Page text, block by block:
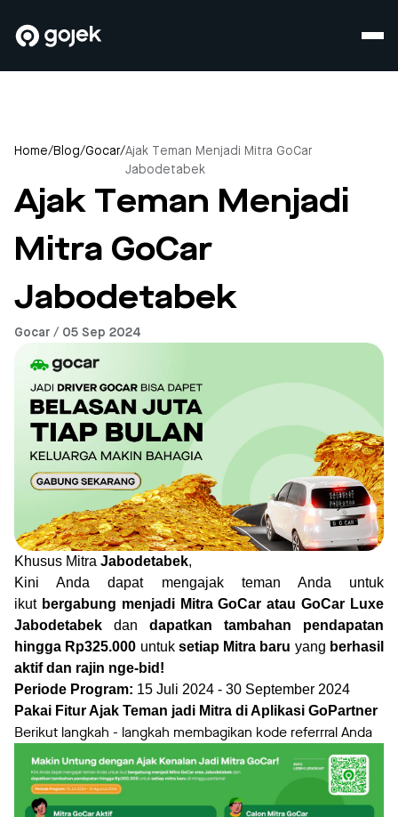
Home/Blog/Gocar/Ajak Teman Menjadi Mitra GoCar
Jabodetabek
Ajak Teman Menjadi
Mitra GoCar
Jabodetabek
Gocar / 05 Sep 2024
Khusus Mitra Jabodetabek,
Kini Anda dapat mengajak teman Anda untuk
ikut bergabung menjadi Mitra GoCar atau GoCar Luxe
Jabodetabek dan dapatkan tambahan pendapatan
hingga Rp325.000 untuk setiap Mitra baru yang berhasil
aktif dan rajin nge-bid!
Periode Program: 15 Juli 2024 - 30 September 2024
Pakai Fitur Ajak Teman jadi Mitra di Aplikasi GoPartner
Berikut langkah - langkah membagikan kode referrral Anda